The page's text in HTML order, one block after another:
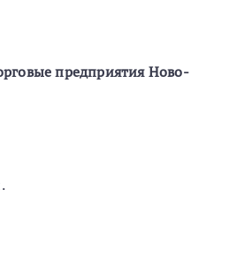
предприятияНово-